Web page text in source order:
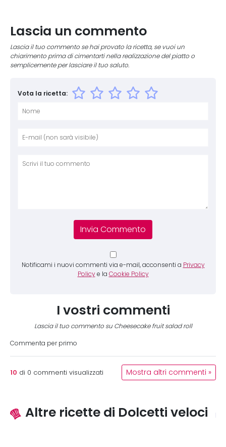
Lascia un commento
Lascia il tuo commento se hai provato la ricetta, se vuoi un
chiarimento prima di cimentarti nella realizzazione del piatto o
semplicemente per lasciare il tuo saluto.
Vota la ricetta:
Notificami i nuovi commenti via e-mail, acconsenti a Privacy
Policy e la Cookie Policy
I vostri commenti
Lascia il tuo commento su Cheesecake fruit salad roll
Commenta per primo
10 di 0 commenti visualizzati Mostra altri commenti »
Altre ricette di Dolcetti veloci